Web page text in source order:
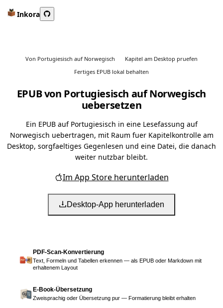
Inkora
Von Portugiesisch auf Norwegisch
Kapitel am Desktop pruefen
Fertiges EPUB lokal behalten
EPUB von Portugiesisch auf Norwegisch
uebersetzen
Ein EPUB auf Portugiesisch in eine Lesefassung auf
Norwegisch uebertragen, mit Raum fuer Kapitelkontrolle am
Desktop, sorgfaeltiges Gegenlesen und eine Datei, die danach
weiter nutzbar bleibt.
Im App Store herunterladen
Desktop-App herunterladen
PDF-Scan-Konvertierung
Text, Formeln und Tabellen erkennen — als EPUB oder Markdown mit
erhaltenem Layout
E-Book-Übersetzung
Zweisprachig oder Übersetzung pur — Formatierung bleibt erhalten